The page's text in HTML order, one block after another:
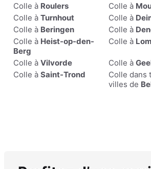
Colle à Roulers Colle à
Colle à Turnhout Colle à
Colle à Beringen Colle à
Colle à Heist-op-den-
Berg
Colle à
Colle à Vilvorde Colle à
Colle à Saint-Trond
Colle dans
villes de